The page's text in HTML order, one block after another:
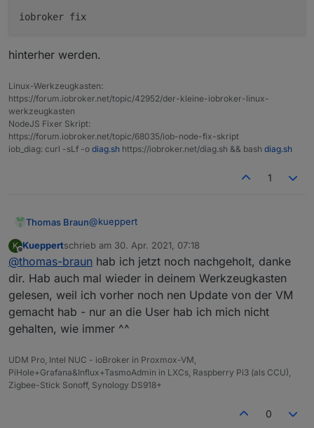
NPM version: 6.14.12
> node iobroker.js setup first
object _design/system updated
> esbuild@0.11.16 postinstall /opt/iobroker/
> node install.js
npm WARN optional SKIPPING OPTIONAL
npm WARN optional SKIPPING OPTIONAL
added 19 packages from 36 contributors,
56 packages are looking for funding
hinterher werden.
Linux-Werkzeugkasten:
https://forum.iobroker.net/topic/42952/der-kleine-iobroker-linux-
werkzeugkasten
NodeJS Fixer Skript:
https://forum.iobroker.net/topic/68035/iob-node-fix-skript
iob_diag: curl -sLf -o diag.sh https://iobroker.net/diag.sh && bash diag.sh
1
Thomas Braun@kueppert
root@ioBroker2
Da kannst du direkt den
hinterher werden.
K
Offline
Kueppertschrieb am 30. Apr. 2021, 07:18
zuletzt editiert von
@thomas-braun hab ich jetzt noch nachgeholt, danke
dir. Hab auch mal wieder in deinem Werkzeugkasten
gelesen, weil ich vorher noch nen Update von der VM
gemacht hab - nur an die User hab ich mich nicht
gehalten, wie immer ^^
UDM Pro, Intel NUC - ioBroker in Proxmox-VM,
PiHole+Grafana&Influx+TasmoAdmin in LXCs, Raspberry Pi3 (als CCU),
Zigbee-Stick Sonoff, Synology DS918+
0